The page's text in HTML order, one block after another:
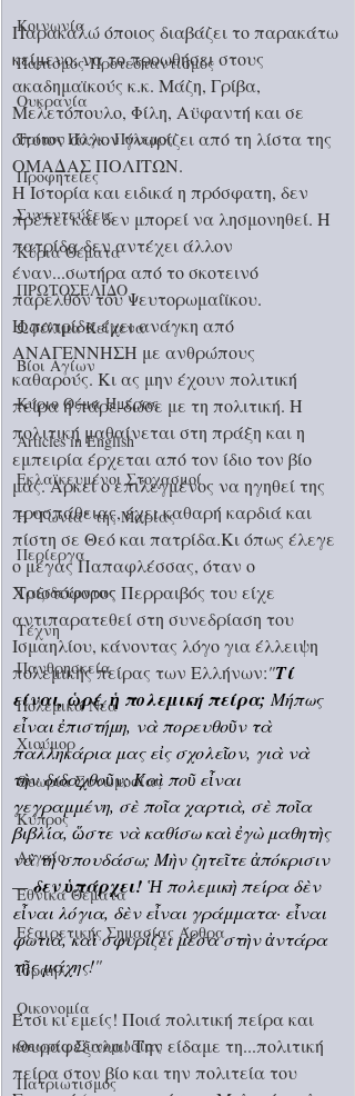
Κοινωνία
Παπισμός-Προτεσταντισμός
Ουκρανία
Τρίτος Παγκ. Πόλεμος
Προφητείες
Συνεντεύξεις
Κύρια Θέματα
ΠΡΩΤΟΣΕΛΙΔΟ
Ωφέλιμα Κείμενα
Βίοι Αγίων
Κύριο Θέμα Ημέρας
Articles in English
Εκλαϊκευμένοι Στοχασμοί
Η "Γωνιά" της Μαρίας
Περίεργα
Ταξιδεύοντας
Τέχνη
Πανθρησκεία
Πολεμικά Νέα
Χιούμορ
Θεωρία Συνωμοσίας
Κύπρος
Αιγαίο
Εθνικά Θέματα
Εξαιρετικής Σημασίας Άρθρα
Ισραήλ
Οικονομία
Θεωρία Συνομωσίας
Πατριωτισμός
Παρακαλώ όποιος διαβάζει το παρακάτω
κείμενο, να το προωθήσει στους
ακαδημαϊκούς κ.κ. Μάζη, Γρίβα,
Μελετόπουλο, Φίλη, Αϋφαντή και σε
όποιον άλλον γνωρίζει από τη λίστα της
ΟΜΑΔΑΣ ΠΟΛΙΤΩΝ.
Η Ιστορία και ειδικά η πρόσφατη, δεν
πρέπει και δεν μπορεί να λησμονηθεί. Η
πατρίδα δεν αντέχει άλλον
έναν...σωτήρα από το σκοτεινό
παρελθόν του Ψευτορωμαίϊκου.
Η πατρίδα έχει ανάγκη από
ΑΝΑΓΕΝΝΗΣΗ με ανθρώπους
καθαρούς. Κι ας μην έχουν πολιτική
πείρα ή πάρε-δώσε με τη πολιτική. Η
πολιτική μαθαίνεται στη πράξη και η
εμπειρία έρχεται από τον ίδιο τον βίο
μας. Αρκεί ο επιλεγμένος να ηγηθεί της
προσπάθειας, έχει καθαρή καρδιά και
πίστη σε Θεό και πατρίδα.Κι όπως έλεγε
ο μέγας Παπαφλέσσας, όταν ο
Χριστόφορος Περραιβός του είχε
αντιπαρατεθεί στη συνεδρίαση του
Ισμαηλίου, κάνοντας λόγο για έλλειψη
πολεμικής πείρας των Ελλήνων:"Τί
είναι, ὡρέ, ἡ πολεμική πείρα; Μήπως
εἶναι ἐπιστήμη, νὰ πορευθοῦν τὰ
παλληκάρια μας εἰς σχολεῖον, γιὰ νὰ
τὴν διδαχθοῦν; Καὶ ποῦ εἶναι
γεγραμμένη, σὲ ποῖα χαρτιὰ, σὲ ποῖα
βιβλία, ὥστε νὰ καθίσω καὶ ἐγὼ μαθητὴς
νὰ τὴ σπουδάσω; Μὴν ζητεῖτε ἀπόκρισιν
— δεν ὑπάρχει! Ἡ πολεμικὴ πείρα δὲν
εἶναι λόγια, δὲν εἶναι γράμματα· εἶναι
φωτιὰ, καὶ σφυρίζει μέσα στὴν ἀντάρα
τῆς μάχης!"
Έτσι κι εμείς! Ποιά πολιτική πείρα και
κουραφέξαλα! Την είδαμε τη...πολιτική
πείρα στον βίο και την πολιτεία του